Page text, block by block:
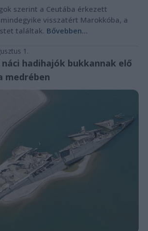
szerint a Ceutába érkezett
visszatért Marokkóba, a
találtak. Bővebben...
1.
hadihajók bukkannak elő
medrében